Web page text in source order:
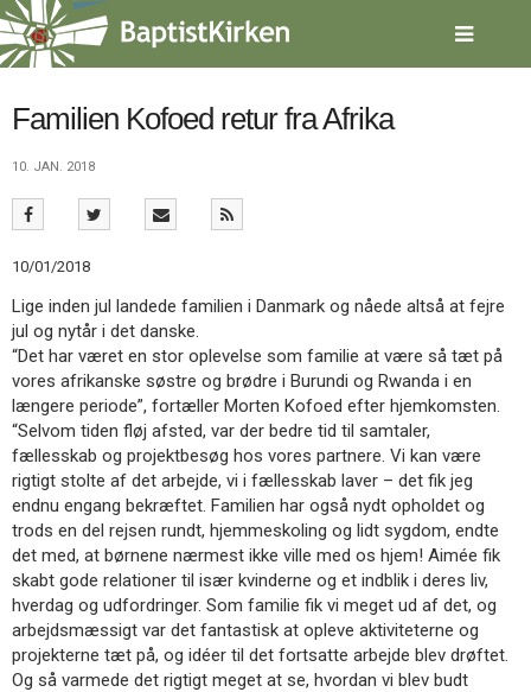
Spring
menu
over
gå
indholdVend
forsiden
1.0:
Forside
3.0:
Kalender
4.0:
Inspiration
5.0:
Værktøjskassen
6.0:
Mission
7.0:
Om
BaptistKirken
8.0:
Kontakt
9.0:
Forside
Nyheder
11.0:
Kalender
12.0:
Inspiration
13.0:
Værktøjskassen
14.0:
Mission
15.0:
Om
BaptistKirken
Familien Kofoed retur fra Afrika
10. JAN. 2018
10/01/2018
Lige inden jul landede familien i Danmark og nåede altså at fejre
jul og nytår i det danske.
“Det har været en stor oplevelse som familie at være så tæt på
vores afrikanske søstre og brødre i Burundi og Rwanda i en
længere periode”, fortæller Morten Kofoed efter hjemkomsten.
“Selvom tiden fløj afsted, var der bedre tid til samtaler,
fællesskab og projektbesøg hos vores partnere. Vi kan være
rigtigt stolte af det arbejde, vi i fællesskab laver – det fik jeg
endnu engang bekræftet. Familien har også nydt opholdet og
trods en del rejsen rundt, hjemmeskoling og lidt sygdom, endte
det med, at børnene nærmest ikke ville med os hjem! Aimée fik
skabt gode relationer til især kvinderne og et indblik i deres liv,
hverdag og udfordringer. Som familie fik vi meget ud af det, og
arbejdsmæssigt var det fantastisk at opleve aktiviteterne og
projekterne tæt på, og idéer til det fortsatte arbejde blev drøftet.
Og så varmede det rigtigt meget at se, hvordan vi blev budt